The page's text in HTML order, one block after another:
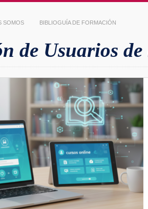
SOMOS BIBLIOGUÍA DE FORMACIÓN
de Usuarios